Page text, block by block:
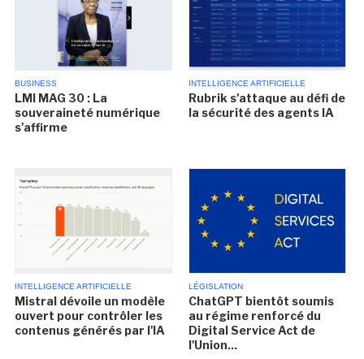
BUSINESS
LMI MAG 30 : La
souveraineté numérique
s'affirme
INTELLIGENCE ARTIFICIELLE
Rubrik s'attaque au défi de
la sécurité des agents IA
INTELLIGENCE ARTIFICIELLE
Mistral dévoile un modèle
ouvert pour contrôler les
contenus générés par l'IA
LÉGISLATION
ChatGPT bientôt soumis
au régime renforcé du
Digital Service Act de
l'Union...